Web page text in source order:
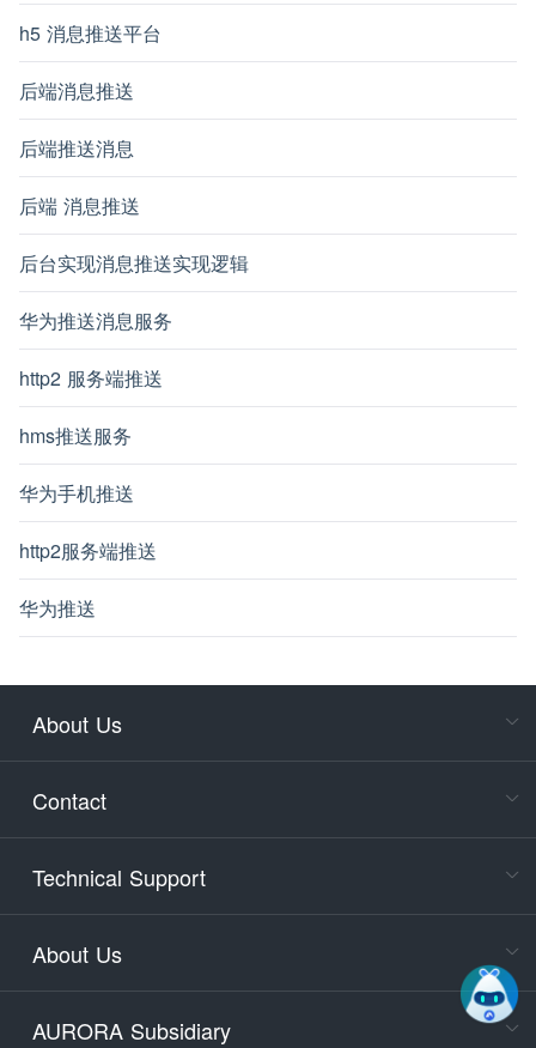
h5 消息推送平台
后端消息推送
后端推送消息
后端 消息推送
后台实现消息推送实现逻辑
华为推送消息服务
http2 服务端推送
hms推送服务
华为手机推送
http2服务端推送
华为推送
About Us
Contact
Technical Support
About Us
AURORA Subsidiary
days)
9:30-